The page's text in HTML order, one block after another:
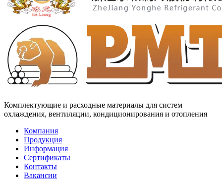
Комплектующие и расходные материалы для систем
охлаждения, вентиляции, кондиционирования и отопления
Компания
Продукция
Информация
Сертификаты
Контакты
Вакансии